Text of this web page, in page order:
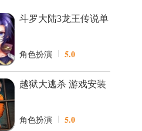
斗罗大陆3龙王传说单
角色扮演 5.0
越狱大逃杀 游戏安装
角色扮演 5.0